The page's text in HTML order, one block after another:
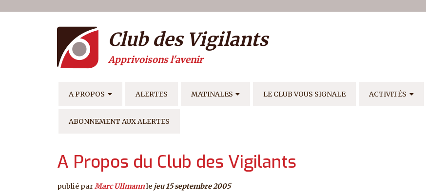
Menu du compte de l'utilisateur
Club des Vigilants
Apprivoisons l'avenir
NAVIGATION PRINCIPALE
A PROPOS ALERTES MATINALES LE CLUB VOUS SIGNALE ACTIVITÉS
ABONNEMENT AUX ALERTES
A Propos du Club des Vigilants
publié par Marc Ullmannle jeu 15 septembre 2005